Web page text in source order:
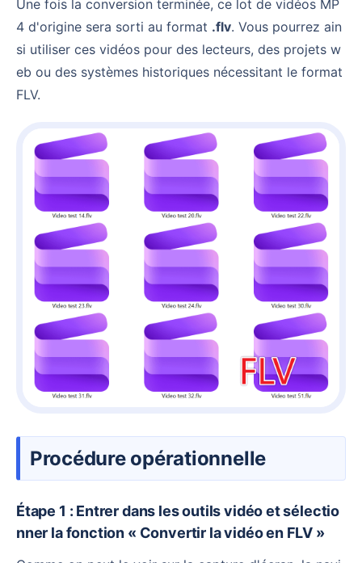
Une fois la conversion terminée, ce lot de vidéos MP
4 d'origine sera sorti au format .flv. Vous pourrez ain
si utiliser ces vidéos pour des lecteurs, des projets w
eb ou des systèmes historiques nécessitant le format
FLV.
Procédure opérationnelle
Étape 1 : Entrer dans les outils vidéo et sélectio
nner la fonction « Convertir la vidéo en FLV »